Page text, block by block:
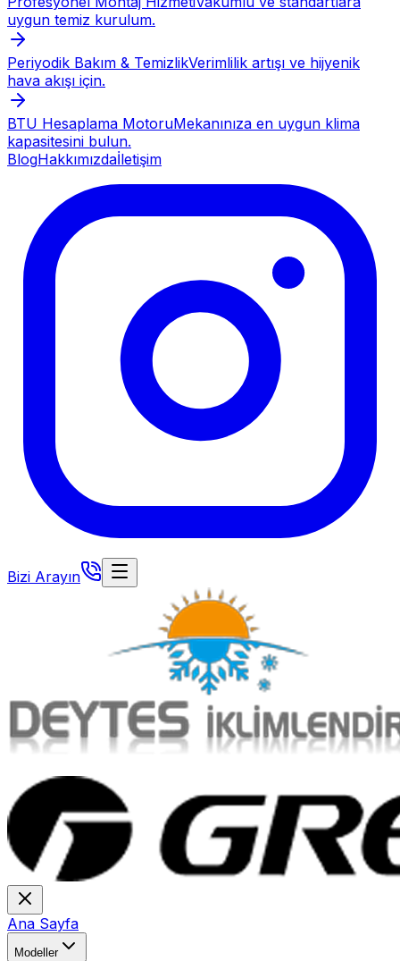
uygun temiz kurulum.
Periyodik Bakım & TemizlikVerimlilik artışı ve hijyenik
hava akışı için.
BTU Hesaplama MotoruMekanınıza en uygun klima
kapasitesini bulun.
BlogHakkımızdaİletişim
Bizi Arayın
Ana Sayfa
Modeller